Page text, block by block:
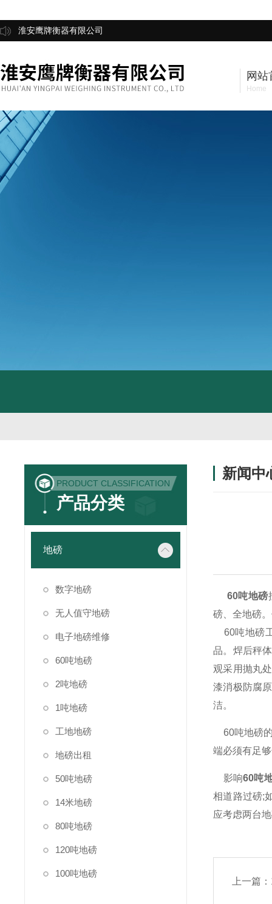
淮安鹰牌衡器有限公司
网站
Home
新闻中
60吨地磅
磅、全地磅
60吨地磅
品。焊后秤
观采用抛丸
漆消极防腐
洁。
60吨地磅的
端必须有足
影响60吨
相道路过磅;
应考虑两台
上一篇：
PRODUCT CLASSIFICATION
产品分类
地磅
数字地磅
无人值守地磅
电子地磅维修
60吨地磅
2吨地磅
1吨地磅
工地地磅
地磅出租
50吨地磅
14米地磅
80吨地磅
120吨地磅
100吨地磅